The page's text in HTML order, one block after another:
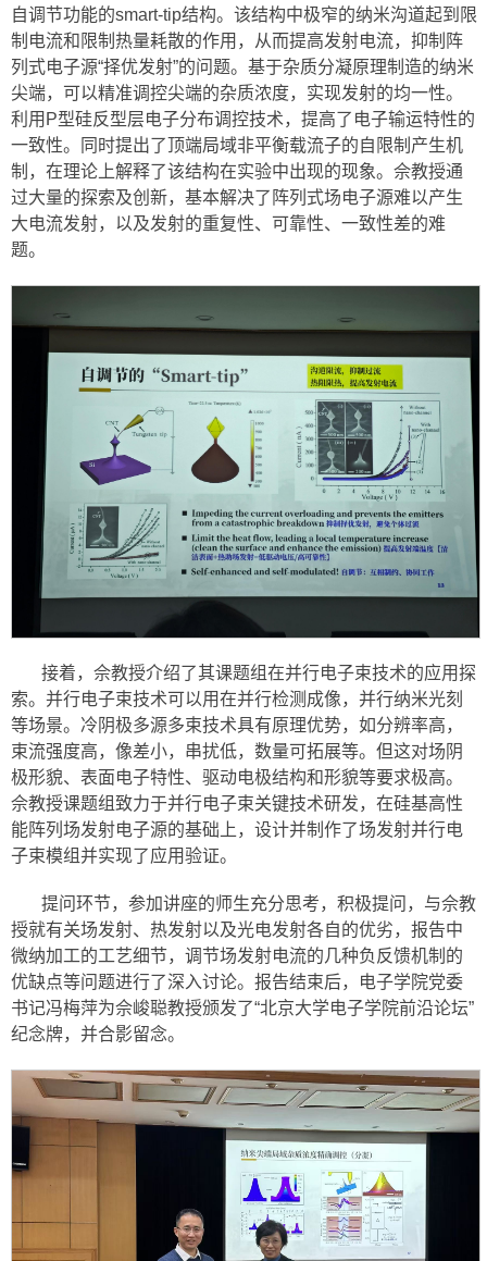
自调节功能的smart-tip结构。该结构中极窄的纳米沟道起到限
制电流和限制热量耗散的作用，从而提高发射电流，抑制阵
列式电子源“择优发射”的问题。基于杂质分凝原理制造的纳米
尖端，可以精准调控尖端的杂质浓度，实现发射的均一性。
利用P型硅反型层电子分布调控技术，提高了电子输运特性的
一致性。同时提出了顶端局域非平衡载流子的自限制产生机
制，在理论上解释了该结构在实验中出现的现象。佘教授通
过大量的探索及创新，基本解决了阵列式场电子源难以产生
大电流发射，以及发射的重复性、可靠性、一致性差的难
题。
接着，佘教授介绍了其课题组在并行电子束技术的应用探
索。并行电子束技术可以用在并行检测成像，并行纳米光刻
等场景。冷阴极多源多束技术具有原理优势，如分辨率高，
束流强度高，像差小，串扰低，数量可拓展等。但这对场阴
极形貌、表面电子特性、驱动电极结构和形貌等要求极高。
佘教授课题组致力于并行电子束关键技术研发，在硅基高性
能阵列场发射电子源的基础上，设计并制作了场发射并行电
子束模组并实现了应用验证。
提问环节，参加讲座的师生充分思考，积极提问，与佘教
授就有关场发射、热发射以及光电发射各自的优劣，报告中
微纳加工的工艺细节，调节场发射电流的几种负反馈机制的
优缺点等问题进行了深入讨论。报告结束后，电子学院党委
书记冯梅萍为佘峻聪教授颁发了“北京大学电子学院前沿论坛”
纪念牌，并合影留念。